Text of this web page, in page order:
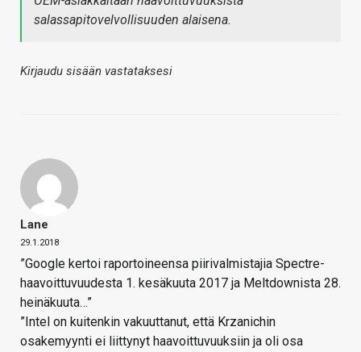
salassapitovelvollisuuden alaisena.
Kirjaudu sisään vastataksesi
Lane
29.1.2018
”Google kertoi raportoineensa piirivalmistajia Spectre-
haavoittuvuudesta 1. kesäkuuta 2017 ja Meltdownista 28.
heinäkuuta…”
”Intel on kuitenkin vakuuttanut, että Krzanichin
osakemyynti ei liittynyt haavoittuvuuksiin ja oli osa